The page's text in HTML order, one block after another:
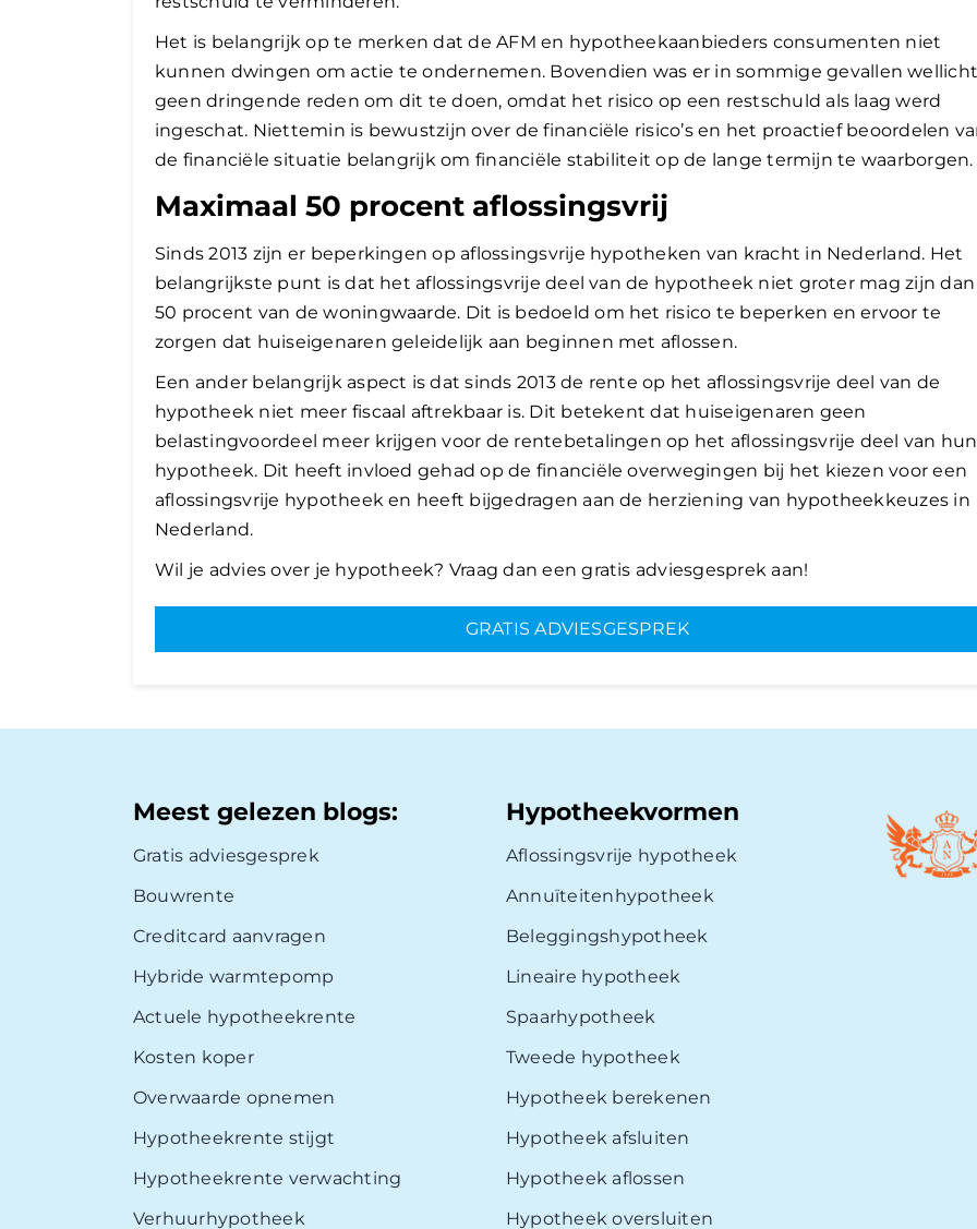
Het is belangrijk op te merken dat de AFM en hypotheekaanbieders consumenten niet
kunnen dwingen om actie te ondernemen. Bovendien was er in sommige gevallen
geen dringende reden om dit te doen, omdat het risico op een restschuld als laag werd
ingeschat. Niettemin is bewustzijn over de financiële risico’s en het proactief beoordelen
de financiële situatie belangrijk om financiële stabiliteit op de lange termijn te waarborgen.
Maximaal 50 procent aflossingsvrij
Sinds 2013 zijn er beperkingen op aflossingsvrije hypotheken van kracht in Nederland. Het
belangrijkste punt is dat het aflossingsvrije deel van de hypotheek niet groter mag zijn dan
50 procent van de woningwaarde. Dit is bedoeld om het risico te beperken en ervoor te
zorgen dat huiseigenaren geleidelijk aan beginnen met aflossen.
Een ander belangrijk aspect is dat sinds 2013 de rente op het aflossingsvrije deel van de
hypotheek niet meer fiscaal aftrekbaar is. Dit betekent dat huiseigenaren geen
belastingvoordeel meer krijgen voor de rentebetalingen op het aflossingsvrije deel van hun
hypotheek. Dit heeft invloed gehad op de financiële overwegingen bij het kiezen voor een
aflossingsvrije hypotheek en heeft bijgedragen aan de herziening van hypotheekkeuzes in
Nederland.
Wil je advies over je hypotheek? Vraag dan een gratis adviesgesprek aan!
GRATIS ADVIESGESPREK
Meest gelezen blogs:
Gratis adviesgesprek
Bouwrente
Creditcard aanvragen
Hybride warmtepomp
Actuele hypotheekrente
Kosten koper
Overwaarde opnemen
Hypotheekrente stijgt
Hypotheekrente verwachting
Verhuurhypotheek
Hypotheekvormen
Aflossingsvrije hypotheek
Annuïteitenhypotheek
Beleggingshypotheek
Lineaire hypotheek
Spaarhypotheek
Tweede hypotheek
Hypotheek berekenen
Hypotheek afsluiten
Hypotheek aflossen
Hypotheek oversluiten